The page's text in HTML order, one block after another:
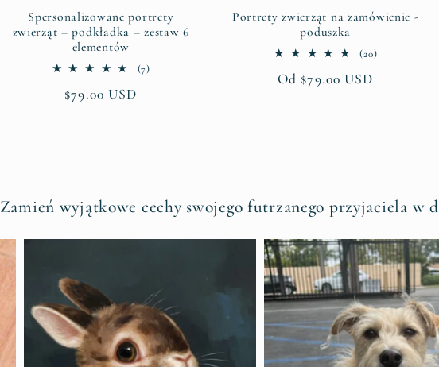
Spersonalizowane portrety
zwierząt – podkładka – zestaw 6
elementów
(7)7
Cena
$79.00 USD
Portrety zwierząt na zamówienie -
poduszka
(20)20
Cena
Od $79.00 USD
Zamień wyjątkowe cechy swojego futrzanego przyjaciela w